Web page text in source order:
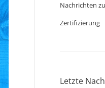
Nachrichten
Zertifizierung
Letzte